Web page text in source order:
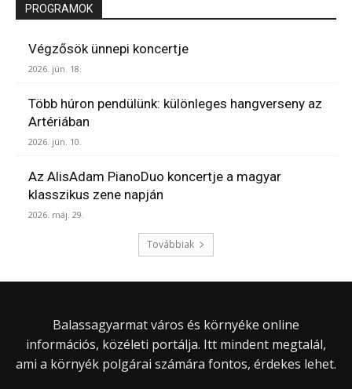
PROGRAMOK
Végzősök ünnepi koncertje
2026. jún. 18.
Több húron pendülünk: különleges hangverseny az
Artériában
2026. jún. 10.
Az AlisAdam PianoDuo koncertje a magyar
klasszikus zene napján
2026. máj. 29.
Továbbiak
Balassagyarmat város és környéke online
információs, közéleti portálja. Itt mindent megtalál,
ami a környék polgárai számára fontos, érdekes lehet.